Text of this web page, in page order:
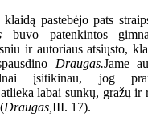
pastebėjo pats
buvo patenkintos
ir autoriaus atsiųsto,
Draugas.Jame
įsitikinau, jog
labai sunkų, gražų
Draugas, III. 17).